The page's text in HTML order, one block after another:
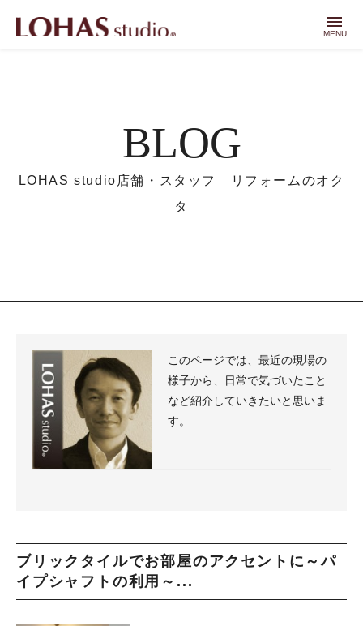
menu
MENU
BLOG
LOHAS studio店舗・スタッフ リフォームのオク
タ
このページでは、最近の現場の
様子から、日常で気づいたこと
など紹介していきたいと思いま
す。
ブリックタイルでお部屋のアクセントに～パ
イプシャフトの利用～...